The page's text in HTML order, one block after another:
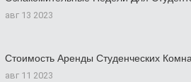
авг 13 2023
Стоимость Аренды Студенческих
авг 11 2023